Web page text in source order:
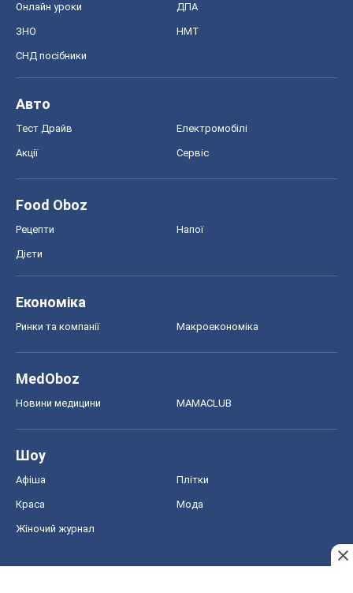
Онлайн уроки ДПА
ЗНО НМТ
СНД посібники
Авто
Тест Драйв Електромобілі
Акції Сервіс
Food Oboz
Рецепти Напої
Дієти
Економіка
Ринки та компанії Макроекономіка
MedOboz
Новини медицини MAMACLUB
Шоу
Афіша Плітки
Краса Мода
Жіночий журнал